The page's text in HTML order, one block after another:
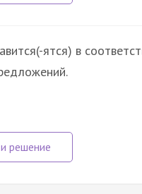
ятся) в